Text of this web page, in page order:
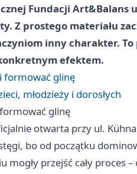
Fundacji Art&Balans
Z prostego materiału
inny charakter.
efektem.
formować glinę
młodzieży i dorosłych
glinę
otwarta przy ul.
bo od początku
mogły przejść cały proces